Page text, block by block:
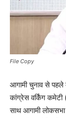
File Copy
आगामी चुनाव से पहले
कांग्रेस वर्किंग
साथ आगामी लोकसभा